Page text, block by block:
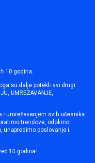
10 godina.
su dalje potekli svi drugi
UMREŽAVANJE,
i umrežavanjem svih učesnika
trendove, odolimo
unapredimo poslovanje i
10 godina!